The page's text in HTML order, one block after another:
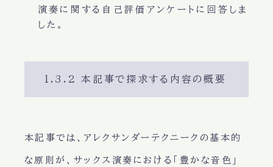
演奏に関する自己評価アンケートに回答しま
した。
1.3.2 本記事で探求する内容の概要
本記事では、アレクサンダーテクニークの基本的
な原則が、サックス演奏における「豊かな音色」